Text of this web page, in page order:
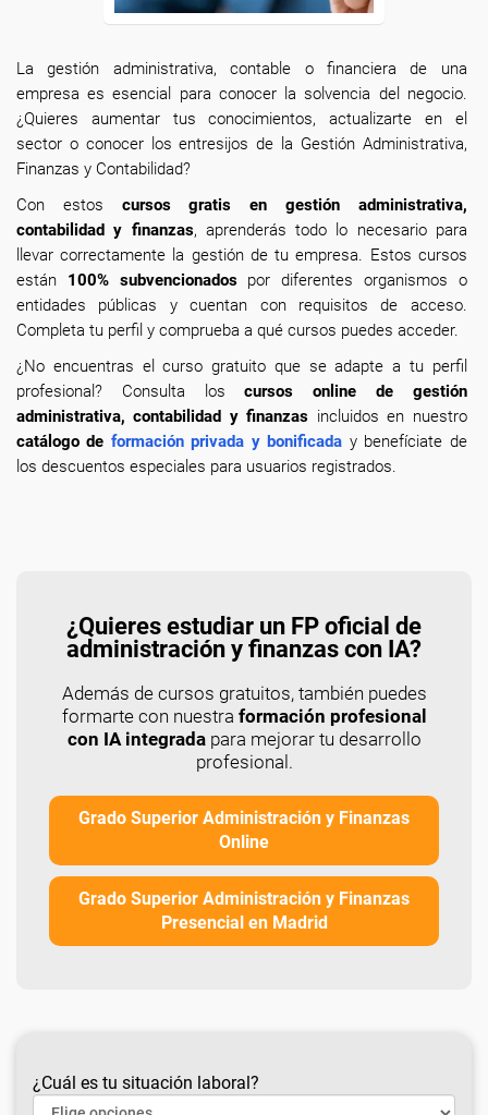
La gestión administrativa, contable o financiera de una
empresa es esencial para conocer la solvencia del negocio.
¿Quieres aumentar tus conocimientos, actualizarte en el
sector o conocer los entresijos de la Gestión Administrativa,
Finanzas y Contabilidad?
Con estos cursos gratis en gestión administrativa,
contabilidad y finanzas, aprenderás todo lo necesario para
llevar correctamente la gestión de tu empresa. Estos cursos
están 100% subvencionadospor diferentes organismos o
entidades públicas y cuentan con requisitos de acceso.
Completa tu perfil y comprueba a qué cursos puedes acceder.
¿No encuentras el curso gratuito que se adapte a tu perfil
profesional? Consulta loscursos online de gestión
administrativa, contabilidad y finanzas incluidos en nuestro
catálogo de formación privada y bonificada y benefíciate de
los descuentos especiales para usuarios registrados.
¿Quieres estudiar un FP oficial de
administración y finanzas con IA?
Además de cursos gratuitos, también puedes
formarte con nuestra formación profesional
con IA integradapara mejorar tu desarrollo
profesional.
Grado Superior Administración y Finanzas
Online
Grado Superior Administración y Finanzas
Presencial en Madrid
¿Cuál es tu situación laboral?